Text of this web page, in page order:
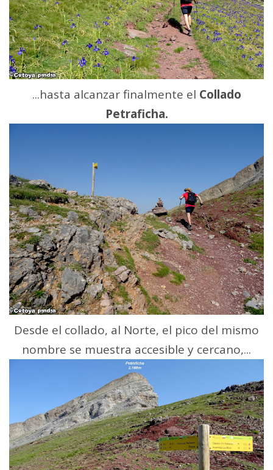
...hasta alcanzar finalmente el Collado
Petraficha.
Desde el collado, al Norte, el pico del mismo
nombre se muestra accesible y cercano,...